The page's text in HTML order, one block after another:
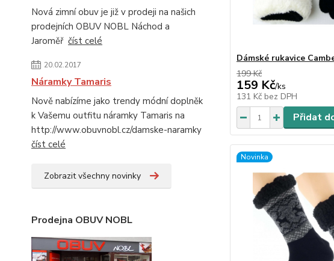
Nová zimní obuv je již v prodeji na našich
prodejních OBUV NOBL Náchod a
Jaroměř číst celé
20.02.2017
Náramky Tamaris
Nově nabízíme jako trendy módní doplněk
k Vašemu outfitu náramky Tamaris na
http://www.obuvnobl.cz/damske-naramky
číst celé
Zobrazit všechny novinky
Prodejna OBUV NOBL
Dámské rukavice
199 Kč
159 Kč/ks
131 Kč bez DPH
Přidat
Novinka